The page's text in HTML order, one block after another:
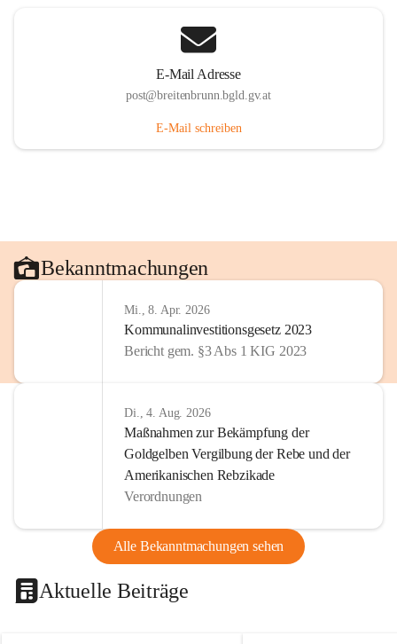
E-Mail Adresse
post@breitenbrunn.bgld.gv.at
E-Mail schreiben
Bekanntmachungen
Mi., 8. Apr. 2026
Kommunalinvestitionsgesetz 2023
Bericht gem. §3 Abs 1 KIG 2023
Di., 4. Aug. 2026
Maßnahmen zur Bekämpfung der
Goldgelben Vergilbung der Rebe und der
Amerikanischen Rebzikade
Verordnungen
Alle Bekanntmachungen sehen
Aktuelle Beiträge